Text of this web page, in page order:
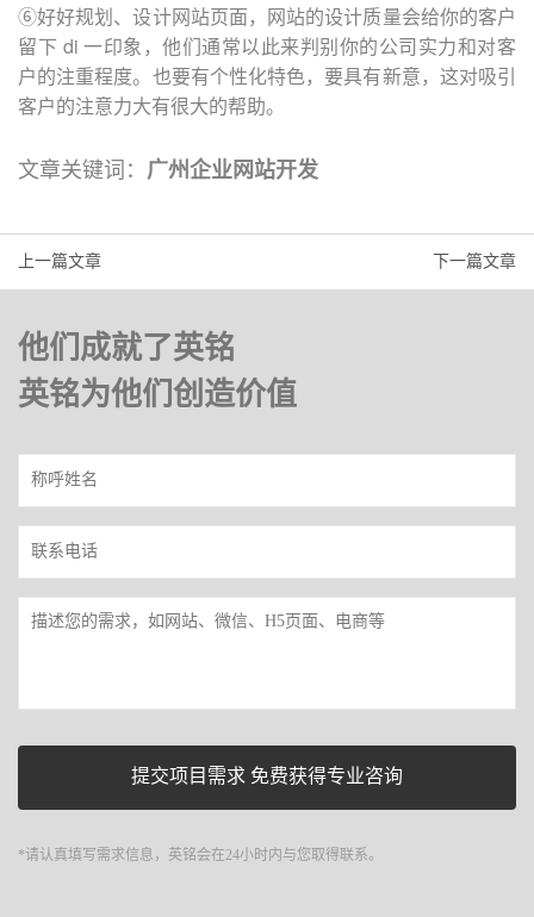
⑥好好规划、设计网站页面，网站的设计质量会给你的客户
留下 di 一印象，他们通常以此来判别你的公司实力和对客
户的注重程度。也要有个性化特色，要具有新意，这对吸引
客户的注意力大有很大的帮助。
文章关键词： 广州企业网站开发
上一篇文章 下一篇文章
他们成就了英铭
英铭为他们创造价值
*请认真填写需求信息，英铭会在24小时内与您取得联系。